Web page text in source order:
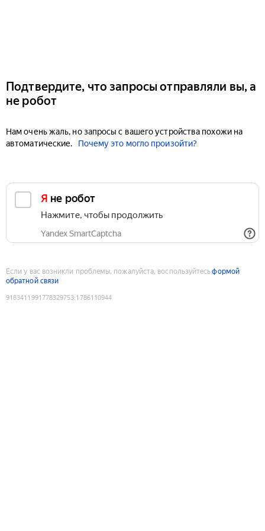
Подтвердите, что запросы отправляли вы, а
не робот
Нам очень жаль, но запросы с вашего устройства похожи на
автоматические.
Почему это могло произойти?
Я не робот
Нажмите, чтобы продолжить
Yandex SmartCaptcha
Если у вас возникли проблемы, пожалуйста, воспользуйтесьформой
обратной связи
9183411991778329753:1786110944